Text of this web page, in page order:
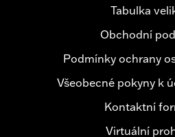
Tabulka
Obchodní
Podmínky ochrany
Všeobecné pokyny k
Kontaktní
Virtuální